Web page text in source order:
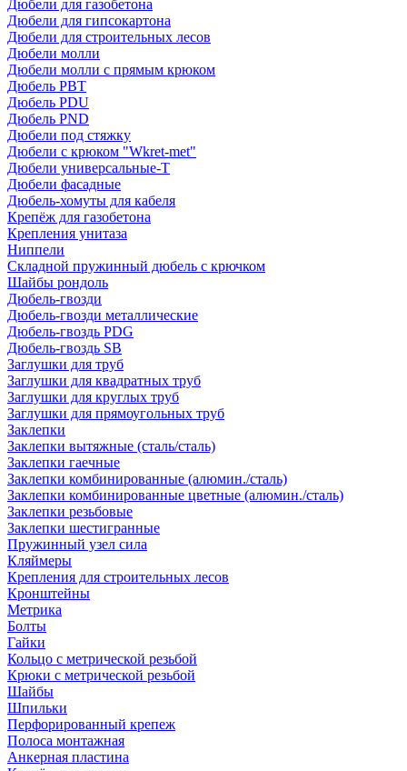
Дюбели для газобетона
Дюбели для гипсокартона
Дюбели для строительных лесов
Дюбели молли
Дюбели молли с прямым крюком
Дюбель PBT
Дюбель PDU
Дюбель PND
Дюбели под стяжку
Дюбели с крюком "Wkret-met"
Дюбели универсальные-Т
Дюбели фасадные
Дюбель-хомуты для кабеля
Крепёж для газобетона
Крепления унитаза
Ниппели
Складной пружинный дюбель с крючком
Шайбы рондоль
Дюбель-гвозди
Дюбель-гвозди металлические
Дюбель-гвоздь PDG
Дюбель-гвоздь SB
Заглушки для труб
Заглушки для квадратных труб
Заглушки для круглых труб
Заглушки для прямоугольных труб
Заклепки
Заклепки вытяжные (сталь/сталь)
Заклепки гаечные
Заклепки комбинированные (алюмин./сталь)
Заклепки комбинированные цветные (алюмин./сталь)
Заклепки резьбовые
Заклепки шестигранные
Пружинный узел сила
Кляймеры
Крепления для строительных лесов
Кронштейны
Метрика
Болты
Гайки
Кольцо с метрической резьбой
Крюки с метрической резьбой
Шайбы
Шпильки
Перфорированный крепеж
Полоса монтажная
Анкерная пластина